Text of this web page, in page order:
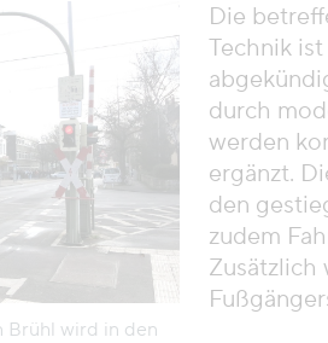
Brühl wird in den
Die
Technik
durch
werden
ergänzt.
den
zudem
Zusätzlich